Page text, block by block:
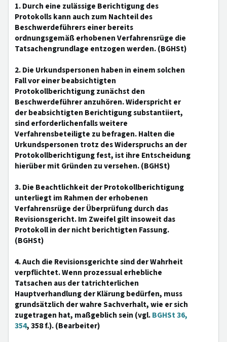
1. Durch eine zulässige Berichtigung des
Protokolls kann auch zum Nachteil des
Beschwerdeführers einer bereits
ordnungsgemäß erhobenen Verfahrensrüge die
Tatsachengrundlage entzogen werden. (BGHSt)
2. Die Urkundspersonen haben in einem solchen
Fall vor einer beabsichtigten
Protokollberichtigung zunächst den
Beschwerdeführer anzuhören. Widerspricht er
der beabsichtigten Berichtigung substantiiert,
sind erforderlichenfalls weitere
Verfahrensbeteiligte zu befragen. Halten die
Urkundspersonen trotz des Widerspruchs an der
Protokollberichtigung fest, ist ihre Entscheidung
hierüber mit Gründen zu versehen. (BGHSt)
3. Die Beachtlichkeit der Protokollberichtigung
unterliegt im Rahmen der erhobenen
Verfahrensrüge der Überprüfung durch das
Revisionsgericht. Im Zweifel gilt insoweit das
Protokoll in der nicht berichtigten Fassung.
(BGHSt)
4. Auch die Revisionsgerichte sind der Wahrheit
verpflichtet. Wenn prozessual erhebliche
Tatsachen aus der tatrichterlichen
Hauptverhandlung der Klärung bedürfen, muss
grundsätzlich der wahre Sachverhalt, wie er sich
zugetragen hat, maßgeblich sein (vgl.BGHSt 36,
354, 358 f.). (Bearbeiter)